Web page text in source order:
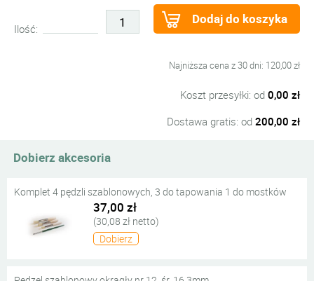
Ilość:
Dodaj do koszyka
Najniższa cena z 30 dni: 120,00 zł
Koszt przesyłki: od 0,00 zł
Dostawa gratis: od 200,00 zł
Dobierz akcesoria
Komplet 4 pędzli szablonowych, 3 do tapowania 1 do mostków
37,00 zł
(30,08 zł netto)
Dobierz